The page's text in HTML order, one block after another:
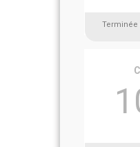
Terminée